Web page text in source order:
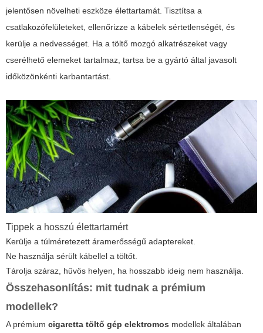
jelentősen növelheti eszköze élettartamát. Tisztítsa a
csatlakozófelületeket, ellenőrizze a kábelek sértetlenségét, és
kerülje a nedvességet. Ha a töltő mozgó alkatrészeket vagy
cserélhető elemeket tartalmaz, tartsa be a gyártó által javasolt
időközönkénti karbantartást.
Tippek a hosszú élettartamért
Kerülje a túlméretezett áramerősségű adaptereket.
Ne használja sérült kábellel a töltőt.
Tárolja száraz, hűvös helyen, ha hosszabb ideig nem használja.
Összehasonlítás: mit tudnak a prémium
modellek?
A prémium cigaretta töltő gép elektromos modellek általában